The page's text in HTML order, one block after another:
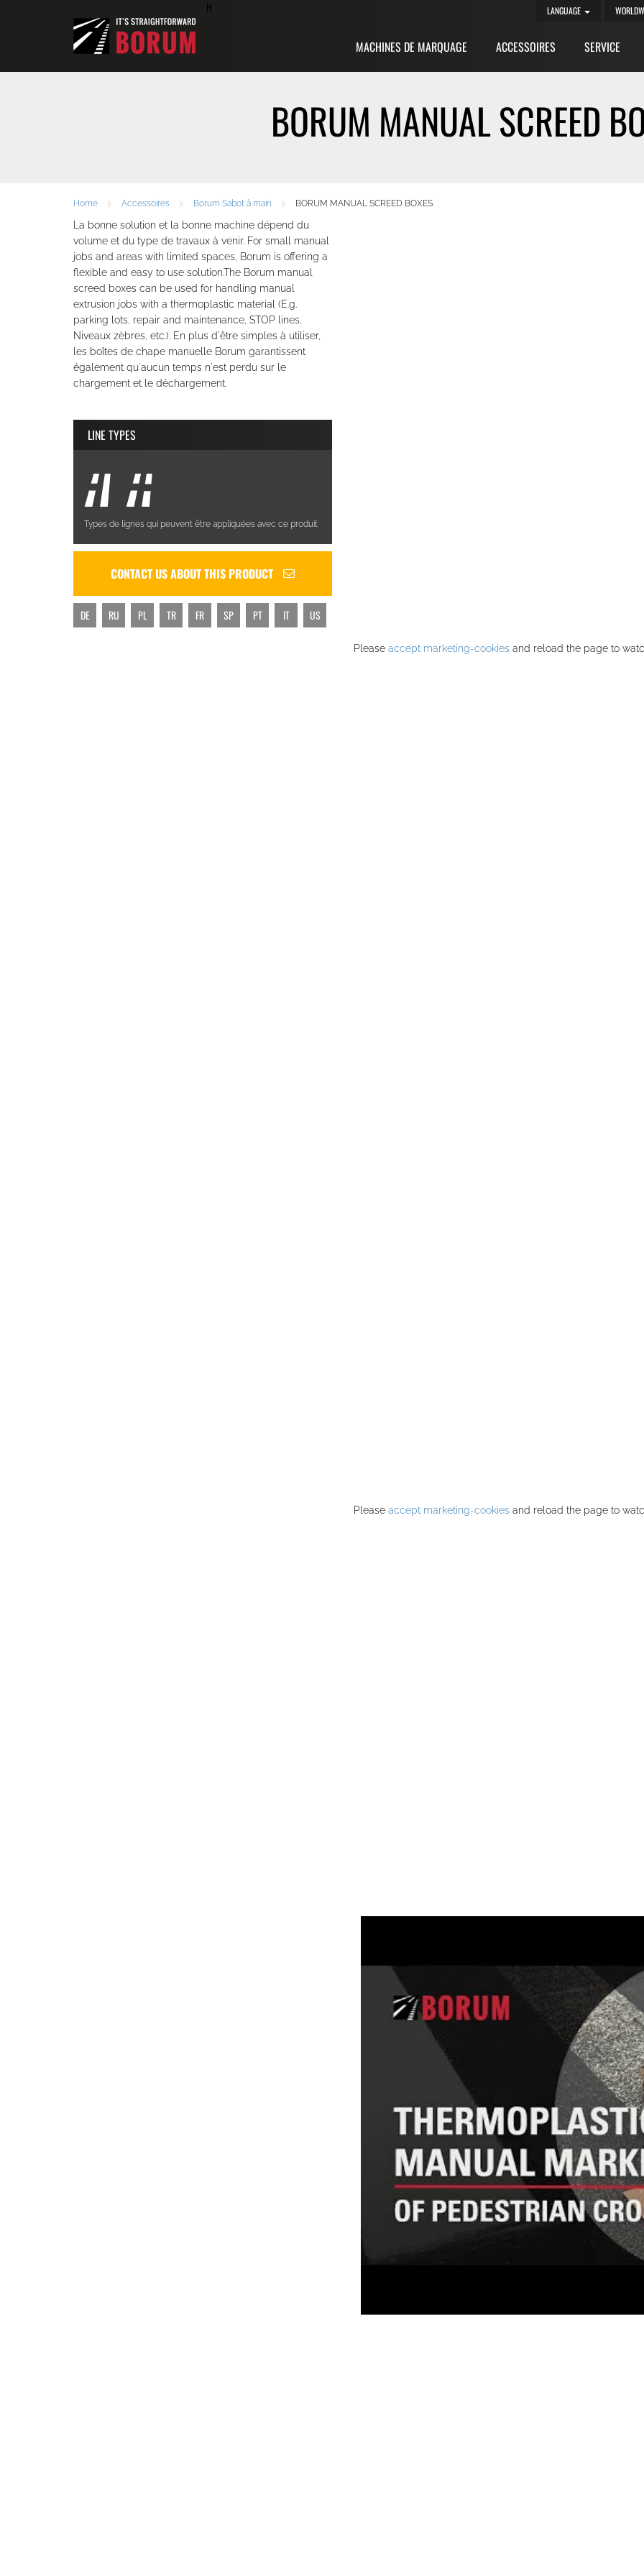
H LANGUAGE
MACHINES DE MARQUAGE ACCESSOIRES SERVICE
BORUM MANUAL SCREED
Home Accessoires Borum Sabot à main BORUM MANUAL SCREED BOXES
La bonne solution et la bonne machine dépend du
volume et du type de travaux à venir. For small manual
jobs and areas with limited spaces, Borum is offering a
flexible and easy to use solution.The Borum manual
screed boxes can be used for handling manual
extrusion jobs with a thermoplastic material (E.g.
parking lots, repair and maintenance, STOP lines,
Niveaux zèbres, etc.). En plus d'être simples à utiliser,
les boîtes de chape manuelle Borum garantissent
également qu'aucun temps n'est perdu sur le
chargement et le déchargement.
LINE TYPES
Types de lignes qui peuvent être appliquées avec ce produit
CONTACT US ABOUT THIS PRODUCT
DE RU PL TR FR SP PT IT US
Please accept marketing-cookies and reload the page to
Please accept marketing-cookies and reload the page to